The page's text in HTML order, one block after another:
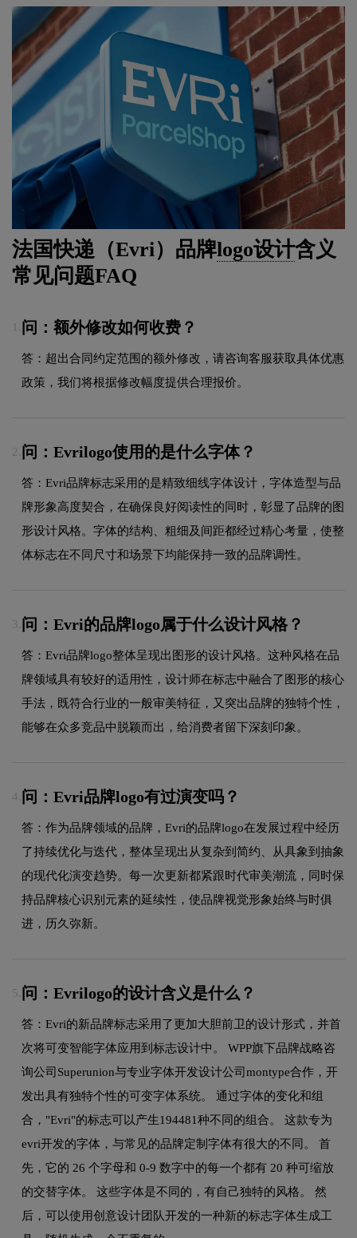
法国快递（Evri）品牌logo设计含义
常见问题FAQ
问：额外修改如何收费？
答：超出合同约定范围的额外修改，请咨询客服获取具体优惠
政策，我们将根据修改幅度提供合理报价。
2. 问：Evrilogo使用的是什么字体？
答：Evri品牌标志采用的是精致细线字体设计，字体造型与品
牌形象高度契合，在确保良好阅读性的同时，彰显了品牌的图
形设计风格。字体的结构、粗细及间距都经过精心考量，使整
体标志在不同尺寸和场景下均能保持一致的品牌调性。
3. 问：Evri的品牌logo属于什么设计风格？
答：Evri品牌logo整体呈现出图形的设计风格。这种风格在品
牌领域具有较好的适用性，设计师在标志中融合了图形的核心
手法，既符合行业的一般审美特征，又突出品牌的独特个性，
能够在众多竞品中脱颖而出，给消费者留下深刻印象。
4. 问：Evri品牌logo有过演变吗？
答：作为品牌领域的品牌，Evri的品牌logo在发展过程中经历
了持续优化与迭代，整体呈现出从复杂到简约、从具象到抽象
的现代化演变趋势。每一次更新都紧跟时代审美潮流，同时保
持品牌核心识别元素的延续性，使品牌视觉形象始终与时俱
进，历久弥新。
5. 问：Evrilogo的设计含义是什么？
答：Evri的新品牌标志采用了更加大胆前卫的设计形式，并首
次将可变智能字体应用到标志设计中。 WPP旗下品牌战略咨
询公司Superunion与专业字体开发设计公司montype合作，开
发出具有独特个性的可变字体系统。 通过字体的变化和组
合，"Evri"的标志可以产生194481种不同的组合。 这款专为
evri开发的字体，与常见的品牌定制字体有很大的不同。 首
先，它的 26 个字母和 0-9 数字中的每一个都有 20 种可缩放
的交替字体。 这些字体是不同的，有自己独特的风格。 然
后，可以使用创意设计团队开发的一种新的标志字体生成工